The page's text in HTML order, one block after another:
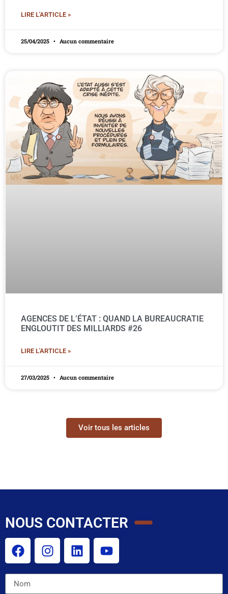
LIRE L'ARTICLE »
25/04/2025 Aucun commentaire
AGENCES DE L’ÉTAT : QUAND LA BUREAUCRATIE
ENGLOUTIT DES MILLIARDS #26
LIRE L'ARTICLE »
27/03/2025 Aucun commentaire
Voir tous les articles
NOUS CONTACTER